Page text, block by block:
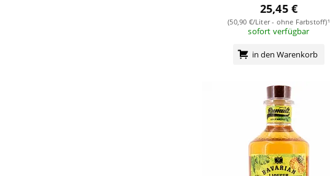
25,45 €
(50,90 €/Liter - ohne Farbstoff)¹
sofort verfügbar
in den Warenkorb